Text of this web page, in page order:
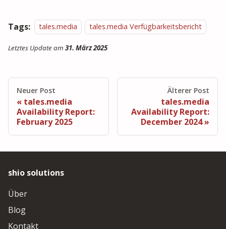
Tags: tales.media tales.media Verfügbarkeitsbericht
Letztes Updateam 31. März 2025
Neuer Post
tales.media
Availability Report:
February 2025
Älterer Post
tales.media
Availability Report:
December 2024
shio solutions
Über
Blog
Kontakt